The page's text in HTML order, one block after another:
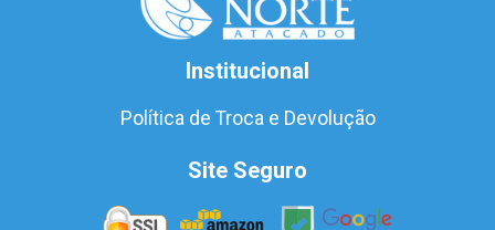
Institucional
Política de Troca e Devolução
Site Seguro